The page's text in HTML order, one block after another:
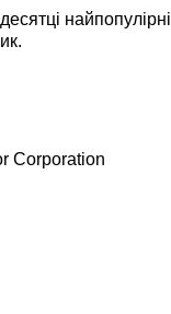
Corporation